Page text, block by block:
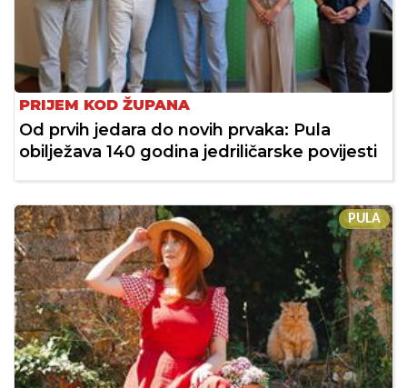
PRIJEM KOD ŽUPANA
Od prvih jedara do novih prvaka: Pula
obilježava 140 godina jedriličarske povijesti
PULA